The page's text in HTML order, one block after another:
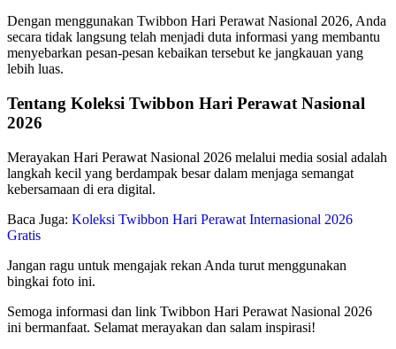
Dengan menggunakan Twibbon Hari Perawat Nasional 2026, Anda
secara tidak langsung telah menjadi duta informasi yang membantu
menyebarkan pesan-pesan kebaikan tersebut ke jangkauan yang
lebih luas.
Tentang Koleksi Twibbon Hari Perawat Nasional
2026
Merayakan Hari Perawat Nasional 2026 melalui media sosial adalah
langkah kecil yang berdampak besar dalam menjaga semangat
kebersamaan di era digital.
Baca Juga: Koleksi Twibbon Hari Perawat Internasional 2026
Gratis
Jangan ragu untuk mengajak rekan Anda turut menggunakan
bingkai foto ini.
Semoga informasi dan link Twibbon Hari Perawat Nasional 2026
ini bermanfaat. Selamat merayakan dan salam inspirasi!